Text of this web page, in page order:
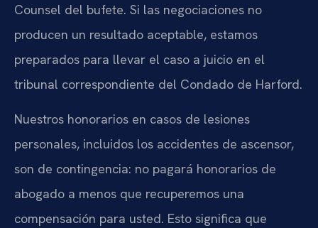
Counsel del bufete. Si las negociaciones no
producen un resultado aceptable, estamos
preparados para llevar el caso a juicio en el
tribunal correspondiente del Condado de Harford.
Nuestros honorarios en casos de lesiones
personales, incluidos los accidentes de ascensor,
son de contingencia: no pagará honorarios de
abogado a menos que recuperemos una
compensación para usted. Esto significa que